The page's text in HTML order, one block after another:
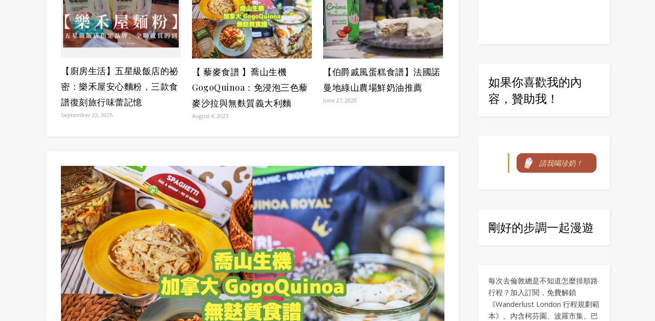
【廚房生活】五星級飯店的祕
密：樂禾屋安心麵粉，三款食
譜復刻旅行味蕾記憶
September 22, 2025
【 藜麥食譜 】喬山生機
GogoQuinoa：免浸泡三色藜
麥沙拉與無麩質義大利麵
August 4, 2023
【伯爵戚風蛋糕食譜】法國諾
曼地綠山農場鮮奶油推薦
June 27, 2020
如果你喜歡我的內
容，贊助我！
請我喝珍奶！
剛好的步調一起漫遊
每次去倫敦總是不知道怎麼排順路
行程？加入訂閱，免費解鎖
《Wanderlust London 行程規劃範
本》。內含柯芬園、波羅市集、巴